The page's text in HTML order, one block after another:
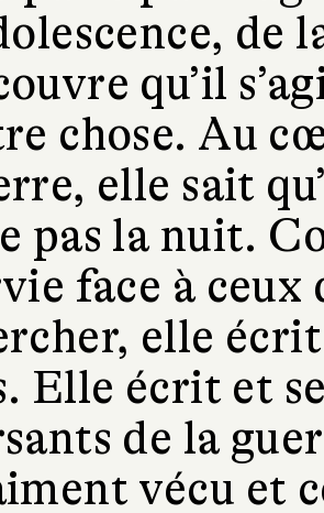
de
qu’il
chose. Au
elle sait
pas la nuit.
face à
elle écrit
Elle écrit et
de la
vécu et